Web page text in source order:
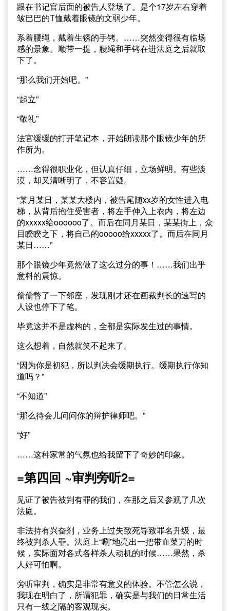
跟在书记官后面的被告人登场了。是个17岁左右穿着
皱巴巴的T恤戴着眼镜的文弱少年。
系着腰绳，戴着生锈的手铐。……突然变得很有临场
感的景象。顺带一提，腰绳和手铐在进法庭之后就取
下了。
“那么我们开始吧。”
“起立”
“敬礼”
法官缓缓的打开笔记本，开始朗读那个眼镜少年的所
作所为。
……念得很职业化，但认真仔细，立场鲜明。有些淡
漠，却又清晰明了，不容置疑。
“某月某日，某某大楼内，被告尾随xx岁的女性进入电
梯，从背后抱住受害者，将左手伸入上衣内，将左边
的xxxxx给oooooo了。而后在同月某日，某某街上，众
目睽睽之下，将自己的ooooo给xxxxx了。而后在同月
某日……”
那个眼镜少年竟然做了这么过分的事！……我们出乎
意料的震惊。
偷偷瞥了一下邻座，发现刚才还在画裁判长的速写的
人设也停下了笔。
毕竟这并不是虚构的，全都是实际发生过的事情。
这么想着，自然就笑不起来了。
“因为你是初犯，所以判决会缓期执行。缓期执行你知
道吗？”
“不知道”
“那么待会儿问问你的辩护律师吧。”
“好”
……这种家常的气氛也给我留下了奇妙的印象。
=第四回 ~审判旁听2=
见证了被告被判有罪的我们，在那之后又参观了几次
法庭。
非法持有兴奋剂，业务上过失致死导致罪名升级，最
终被判杀人罪。法庭上“唰”地亮出一把带血菜刀的时
候，实际面对各式各样杀人动机的时候……果然，杀
人好可怕啊。
旁听审判，确实是非常有意义的体验。不管怎么说，
我现在明白了，所谓犯罪，确实是与我们的日常生活
只有一线之隔的客观现实。